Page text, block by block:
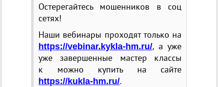
Остерегайтесь мошенников в соц
сетях!
Наши вебинары проходят только на
https://vebinar.kykla-hm.ru/, а уже
уже завершенные мастер классы
к можно купить на сайте
https://kukla-hm.ru/.